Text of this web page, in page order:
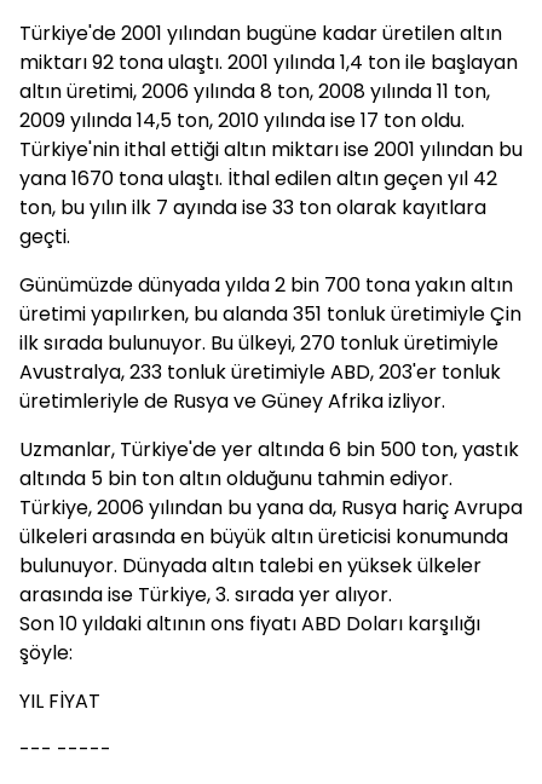
Türkiye'de 2001 yılından bugüne kadar üretilen altın
miktarı 92 tona ulaştı. 2001 yılında 1,4 ton ile başlayan
altın üretimi, 2006 yılında 8 ton, 2008 yılında 11 ton,
2009 yılında 14,5 ton, 2010 yılında ise 17 ton oldu.
Türkiye'nin ithal ettiği altın miktarı ise 2001 yılından bu
yana 1670 tona ulaştı. İthal edilen altın geçen yıl 42
ton, bu yılın ilk 7 ayında ise 33 ton olarak kayıtlara
geçti.
Günümüzde dünyada yılda 2 bin 700 tona yakın altın
üretimi yapılırken, bu alanda 351 tonluk üretimiyle Çin
ilk sırada bulunuyor. Bu ülkeyi, 270 tonluk üretimiyle
Avustralya, 233 tonluk üretimiyle ABD, 203'er tonluk
üretimleriyle de Rusya ve Güney Afrika izliyor.
Uzmanlar, Türkiye'de yer altında 6 bin 500 ton, yastık
altında 5 bin ton altın olduğunu tahmin ediyor.
Türkiye, 2006 yılından bu yana da, Rusya hariç Avrupa
ülkeleri arasında en büyük altın üreticisi konumunda
bulunuyor. Dünyada altın talebi en yüksek ülkeler
arasında ise Türkiye, 3. sırada yer alıyor.
Son 10 yıldaki altının ons fiyatı ABD Doları karşılığı
şöyle:
YIL FİYAT
--- -----